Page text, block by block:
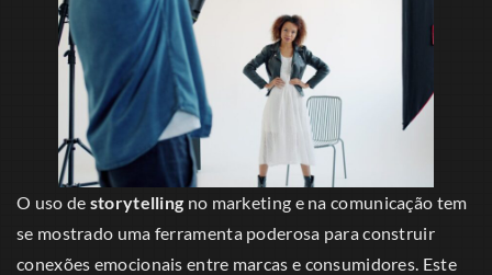
O uso de storytelling no marketing e na comunicação tem
se mostrado uma ferramenta poderosa para construir
conexões emocionais entre marcas e consumidores. Este